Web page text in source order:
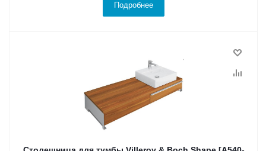
Подробнее